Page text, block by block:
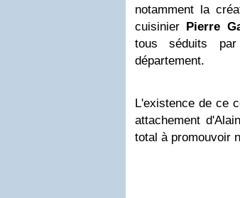
notamment la
cuisinier Pierre
tous séduits
département.
L'existence de ce
attachement
total à promouvoir